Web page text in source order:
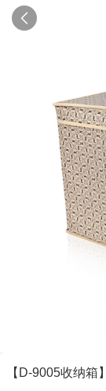
【D-9005收纳箱】